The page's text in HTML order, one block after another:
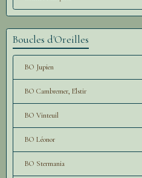
Boucles d'Oreilles
BO Jupien
BO Cambremer, Elstir
BO Vinteuil
BO Léonor
BO Stermania